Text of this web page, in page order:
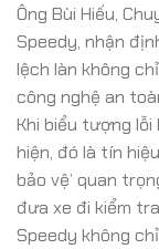
Ông Bùi Hiếu,
Speedy, nhận
lệch làn không
công nghệ an
Khi biểu tượng
hiện, đó là tín
bảo vệ’ quan
đưa xe đi kiểm
Speedy không